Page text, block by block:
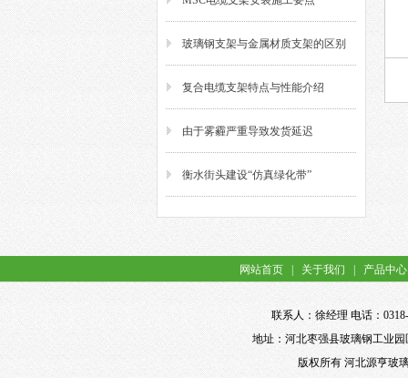
玻璃钢支架与金属材质支架的区别
复合电缆支架特点与性能介绍
由于雾霾严重导致发货延迟
衡水街头建设“仿真绿化带”
网站首页 关于我们 产品中心
联系人：徐经理 电话：
地址：河北枣强县玻璃钢工业园
版权所有 河北源亨玻